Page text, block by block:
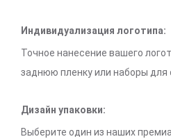
Индивидуализация логотипа:
Точное нанесение вашего
заднюю пленку или наборы для
Дизайн упаковки:
Выберите один из наших